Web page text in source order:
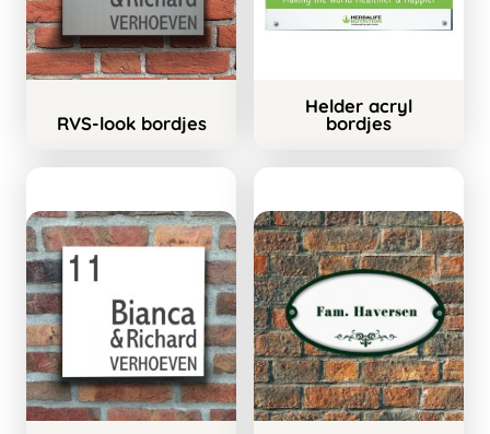
RVS-look bordjes
Helder acryl
bordjes